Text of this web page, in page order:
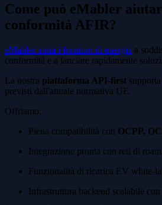
Come può eMabler
conformità AFIR?
eMabler aiuta i fornitori di energia a
conformità e a lanciare rapidamente
La nostra piattaforma API-first
previsti dall'attuale normativa UE.
Offriamo:
Piena compatibilità con OCPP,
Integrazione pronta con reti di
Funzionalità di ricarica EV white-
Infrastruttura backend scalabile